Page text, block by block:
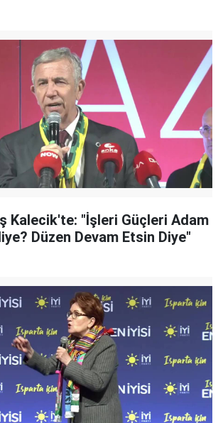
Kalecik'te: "İşleri Güçleri Adam
Düzen Devam Etsin Diye"